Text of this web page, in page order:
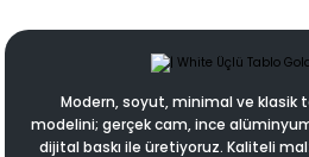
Modern, soyut, minimal ve klasik
modelini; gerçek cam, ince
dijital baskı ile üretiyoruz. Kaliteli